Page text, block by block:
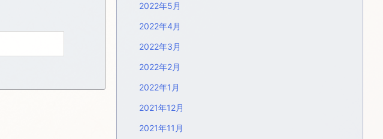
2022年5月
2022年4月
2022年3月
2022年2月
2022年1月
2021年12月
2021年11月